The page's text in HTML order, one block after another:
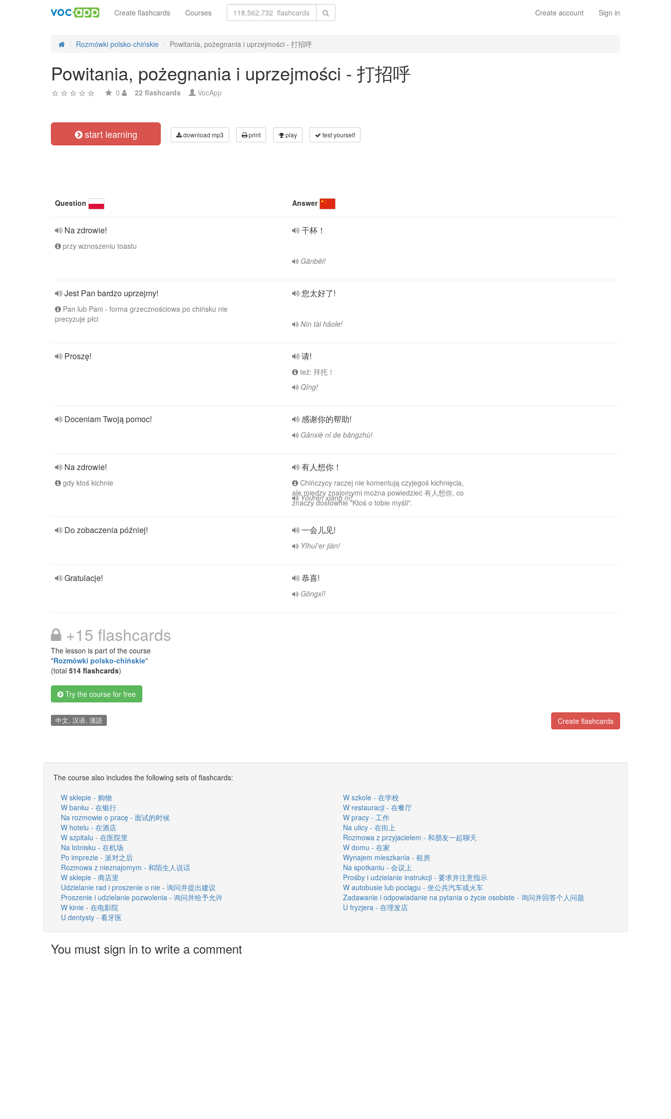
Create account Sign in
Create flashcards Courses
Rozmówki polsko-chińskie Powitania, pożegnania i uprzejmości - 打招呼
Powitania, pożegnania i uprzejmości - 打招呼
0 22 flashcards VocApp
start learning download mp3 print play test yourself
Question Answer
Na zdrowie!
przy wznoszeniu toastu
干杯！
Gānbēi!
Jest Pan bardzo uprzejmy!
Pan lub Pani - forma grzecznościowa po chińsku nie
precyzuje płci
您太好了!
Nín tài hǎole!
Proszę! 请!
też: 拜托！
Qǐng!
Doceniam Twoją pomoc! 感谢你的帮助!
Gǎnxiè nǐ de bāngzhù!
Na zdrowie!
gdy ktoś kichnie
有人想你！
Chińczycy raczej nie komentują czyjegoś kichnięcia,
ale między znajomymi można powiedzieć 有人想你, co
znaczy dosłownie "Ktoś o tobie myśli".
Yǒurén xiǎng nǐ!
Do zobaczenia później! 一会儿见!
Yīhuǐ'er jiàn!
Gratulacje! 恭喜!
Gōngxǐ!
+15 flashcards
The lesson is part of the course
"Rozmówki polsko-chińskie"
(total 514 flashcards)
Try the course for free
Create flashcards
中文, 汉语, 漢語
The course also includes the following sets of flashcards:
W sklepie - 购物
W szkole - 在学校
W banku - 在银行
W restauracji - 在餐厅
Na rozmowie o pracę - 面试的时候
W pracy - 工作
W hotelu - 在酒店
Na ulicy - 在街上
W szpitalu - 在医院里
Rozmowa z przyjacielem - 和朋友一起聊天
Na lotnisku - 在机场
W domu - 在家
Po imprezie - 派对之后
Wynajem mieszkania - 租房
Rozmowa z nieznajomym - 和陌生人说话
Na spotkaniu - 会议上
W sklepie - 商店里
Prośby i udzielanie instrukcji - 要求并注意指示
Udzielanie rad i proszenie o nie - 询问并提出建议
W autobusie lub pociągu - 坐公共汽车或火车
Proszenie i udzielanie pozwolenia - 询问并给予允许
Zadawanie i odpowiadanie na pytania o życie osobiste - 询问并回答个人问题
W kinie - 在电影院
U fryzjera - 在理发店
U dentysty - 看牙医
You must sign in to write a comment